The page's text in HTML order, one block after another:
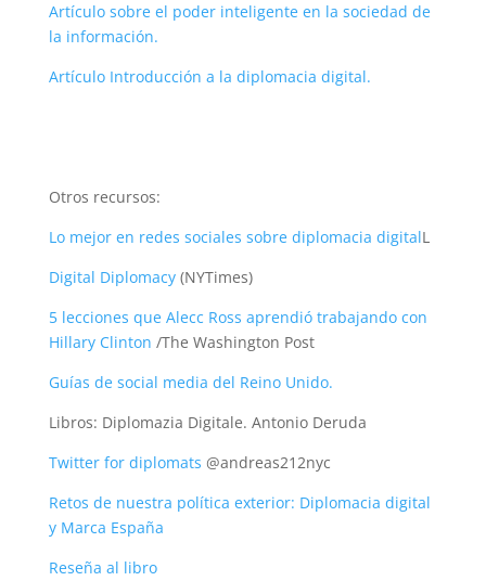
Artículo sobre el poder inteligente en la sociedad de
la información.
Artículo Introducción a la diplomacia digital.
Otros recursos:
Lo mejor en redes sociales sobre diplomacia digitalL
Digital Diplomacy(NYTimes)
5 lecciones que Alecc Ross aprendió trabajando con
Hillary Clinton /The Washington Post
Guías de social media del Reino Unido.
Libros: Diplomazia Digitale. Antonio Deruda
Twitter for diplomats @andreas212nyc
Retos de nuestra política exterior: Diplomacia digital
y Marca España
Reseña al libro